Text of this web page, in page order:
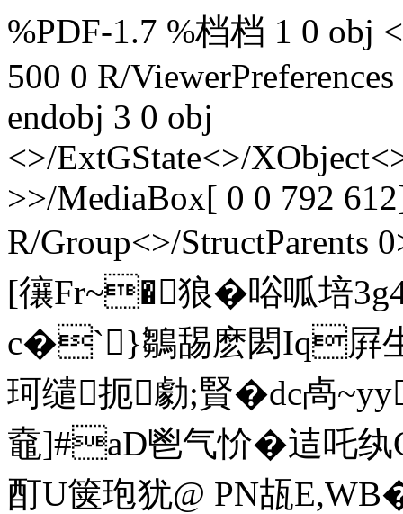
%PDF-1.7 %档档 1 0 obj
500 0 R/
endobj 3 0 obj
<>/ExtGState<>/
>>/MediaBox[ 0 0 792
R/Group<>/StructParents
[忀Fr~�狼�唂呱培
c�`}鶵舓麽閎Iq屛 
珂缱扼勮;賢�dc卨
鼀]#aD鬯气忦�迼吒
酊U箧玸犹@ PN瓳